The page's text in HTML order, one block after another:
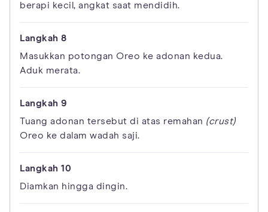
berapi kecil, angkat saat mendidih.
Masukkan potongan Oreo ke adonan kedua.
Aduk merata.
Tuang adonan tersebut di atas remahan (crust)
Oreo ke dalam wadah saji.
Diamkan hingga dingin.